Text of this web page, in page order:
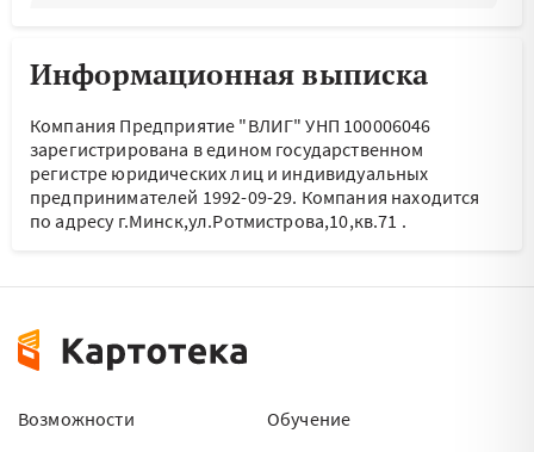
Информационная выписка
Компания Предприятие "ВЛИГ" УНП 100006046
зарегистрирована в едином государственном
регистре юридических лиц и индивидуальных
предпринимателей 1992-09-29. Компания находится
по адресу г.Минск,ул.Ротмистрова,10,кв.71 .
Возможности
Обучение